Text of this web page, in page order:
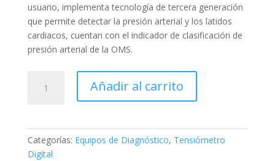
usuario, implementa tecnología de tercera generación
que permite detectar la presión arterial y los latidos
cardiacos, cuentan con el indicador de clasificación de
presión arterial de la OMS.
Digital
cantidad
Añadir al carrito
Categorías: Equipos de Diagnóstico, Tensiómetro
Digital